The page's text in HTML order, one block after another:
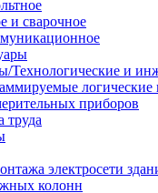
и сварочное
Технологические и
логические
приборов
труда
электросети
колонн